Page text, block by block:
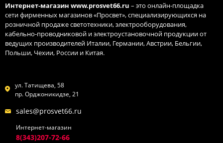
Интернет-магазин www.prosvet66.ru – это онлайн-площадка
сети фирменных магазинов «Просвет», специализирующихся на
розничной продаже светотехники, электрооборудования,
кабельно-проводниковой и электроустановочной продукции от
ведущих производителей Италии, Германии, Австрии, Бельгии,
Польши, Чехии, России и Китая.
ул. Татищева, 58
пр. Орджоникидзе, 21
sales@prosvet66.ru
Интернет-магазин
8(343)207-72-66